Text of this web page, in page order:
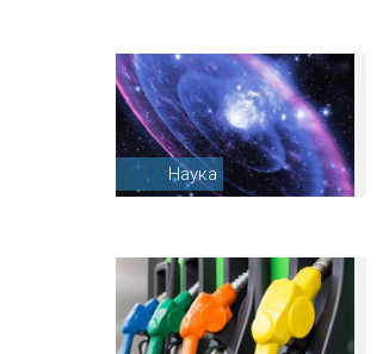
Наука